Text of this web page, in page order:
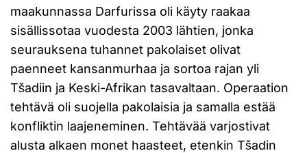
maakunnassa Darfurissa oli käyty raakaa
sisällissotaa vuodesta 2003 lähtien, jonka
seurauksena tuhannet pakolaiset olivat
paenneet kansanmurhaa ja sortoa rajan yli
Tšadiin ja Keski-Afrikan tasavaltaan. Operaation
tehtävä oli suojella pakolaisia ja samalla estää
konfliktin laajeneminen. Tehtävää varjostivat
alusta alkaen monet haasteet, etenkin Tšadin